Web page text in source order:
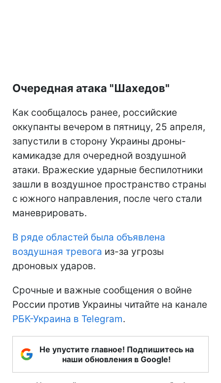
Очередная атака "Шахедов"
Как сообщалось ранее, российские
оккупанты вечером в пятницу, 25 апреля,
запустили в сторону Украины дроны-
камикадзе для очередной воздушной
атаки. Вражеские ударные беспилотники
зашли в воздушное пространство страны
с южного направления, после чего стали
маневрировать.
В ряде областей была объявлена
воздушная тревога из-за угрозы
дроновых ударов.
Срочные и важные сообщения о войне
России против Украины читайте на канале
РБК-Украина в Telegram.
Не упустите главное! Подпишитесь на
наши обновления в Google!